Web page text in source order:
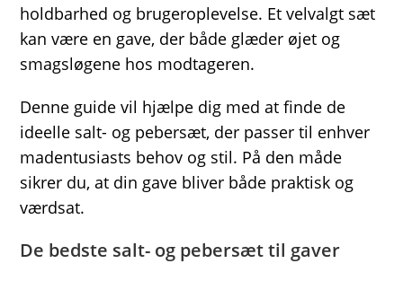
holdbarhed og brugeroplevelse. Et velvalgt sæt
kan være en gave, der både glæder øjet og
smagsløgene hos modtageren.
Denne guide vil hjælpe dig med at finde de
ideelle salt- og pebersæt, der passer til enhver
madentusiasts behov og stil. På den måde
sikrer du, at din gave bliver både praktisk og
værdsat.
De bedste salt- og pebersæt til gaver